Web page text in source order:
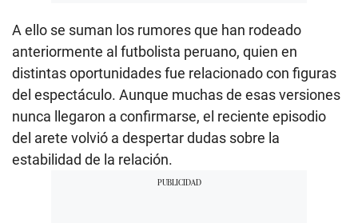
A ello se suman los rumores que han rodeado
anteriormente al futbolista peruano, quien en
distintas oportunidades fue relacionado con figuras
del espectáculo. Aunque muchas de esas versiones
nunca llegaron a confirmarse, el reciente episodio
del arete volvió a despertar dudas sobre la
estabilidad de la relación.